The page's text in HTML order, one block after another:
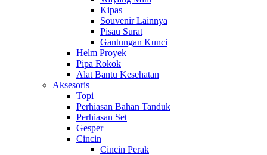
Kipas
Souvenir Lainnya
Pisau Surat
Gantungan Kunci
Helm Proyek
Pipa Rokok
Alat Bantu Kesehatan
Aksesoris
Topi
Perhiasan Bahan Tanduk
Perhiasan Set
Gesper
Cincin
Cincin Perak